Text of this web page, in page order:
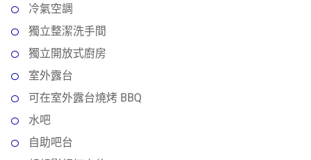
冷氣空調
獨立整潔洗手間
獨立開放式廚房
室外露台
可在室外露台燒烤 BBQ
水吧
自助吧台